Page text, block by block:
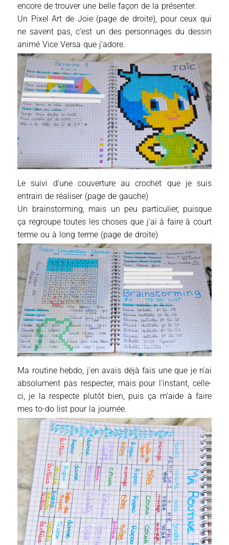
encore de trouver une belle façon de la présenter.
Un Pixel Art de Joie (page de droite), pour ceux qui
ne savent pas, c’est un des personnages du dessin
animé Vice Versa que j’adore.
Le suivi d’une couverture au crochet que je suis
entrain de réaliser (page de gauche)
Un brainstorming, mais un peu particulier, puisque
ça regroupe toutes les choses que j’ai à faire à court
terme ou à long terme (page de droite)
Ma routine hebdo, j’en avais déjà fais une que je n’ai
absolument pas respecter, mais pour l’instant, celle-
ci, je la respecte plutôt bien, puis ça m’aide à faire
mes to-do list pour la journée.